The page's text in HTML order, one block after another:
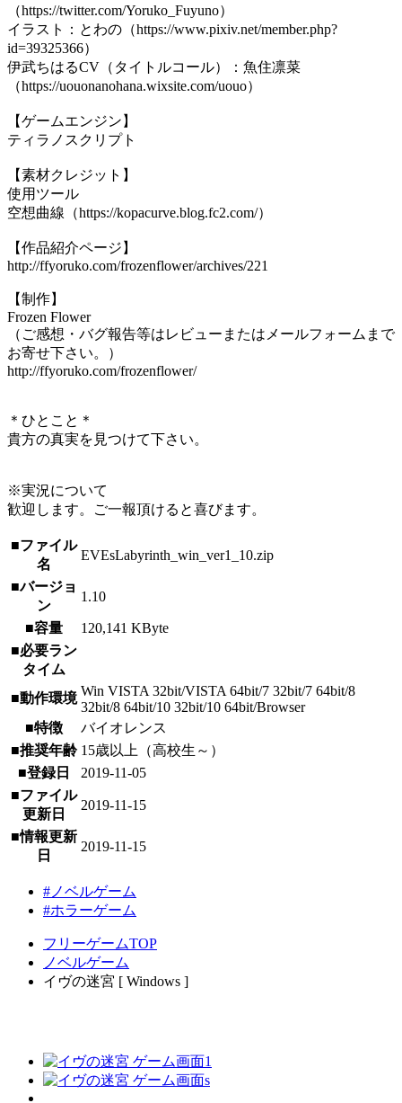
（https://twitter.com/Yoruko_Fuyuno）
イラスト：とわの（https://www.pixiv.net/member.php?
id=39325366）
伊武ちはるCV（タイトルコール）：魚住凛菜
（https://uouonanohana.wixsite.com/uouo）
【ゲームエンジン】
ティラノスクリプト
【素材クレジット】
使用ツール
空想曲線（https://kopacurve.blog.fc2.com/）
【作品紹介ページ】
http://ffyoruko.com/frozenflower/archives/221
【制作】
Frozen Flower
（ご感想・バグ報告等はレビューまたはメールフォームまで
お寄せ下さい。）
http://ffyoruko.com/frozenflower/
＊ひとこと＊
貴方の真実を見つけて下さい。
※実況について
歓迎します。ご一報頂けると喜びます。
■ファイル
名
EVEsLabyrinth_win_ver1_10.zip
■バージョ
ン
1.10
■容量
120,141 KByte
■必要ラン
タイム
■動作環境 Win VISTA 32bit/VISTA 64bit/7 32bit/7 64bit/8
32bit/8 64bit/10 32bit/10 64bit/Browser
■特徴
バイオレンス
■推奨年齢 15歳以上（高校生～）
■登録日
2019-11-05
■ファイル
更新日
2019-11-15
■情報更新
日
2019-11-15
#ノベルゲーム
#ホラーゲーム
フリーゲームTOP
ノベルゲーム
イヴの迷宮 [ Windows ]